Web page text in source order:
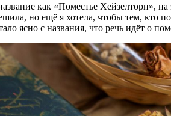
как «Поместье Хейзелторн»,
но ещё я хотела, чтобы тем, кто
ясно с названия, что речь идёт о